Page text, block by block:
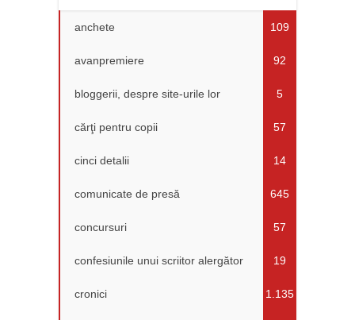
anchete 109
avanpremiere 92
bloggerii, despre site-urile lor 5
cărţi pentru copii 57
cinci detalii 14
comunicate de presă 645
concursuri 57
confesiunile unui scriitor alergător 19
cronici 1.135